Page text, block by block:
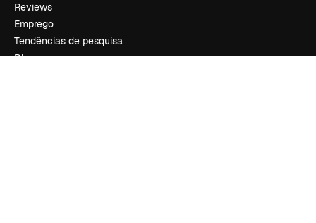
Reviews
Emprego
Tendências de pesquisa
Blog